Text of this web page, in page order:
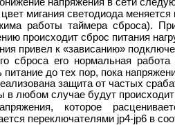
мигания светодиода
работы таймера сброса).
происходит сброс питания
привел к «зависанию»
сброса его нормальная работа
до тех пор, пока
защита от частых
в любом случае будут
которое
переключателями jp4-jp6 в